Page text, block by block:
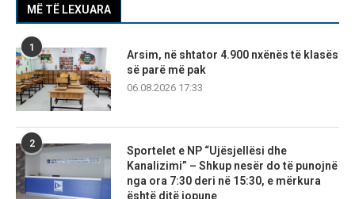
MË TË LEXUARA
1
Arsim, në shtator 4.900 nxënës të klasës
së parë më pak
06.08.2026 17:33
2
Sportelet e NP “Ujësjellësi dhe
Kanalizimi” – Shkup nesër do të punojnë
nga ora 7:30 deri në 15:30, e mërkura
është ditë jopune